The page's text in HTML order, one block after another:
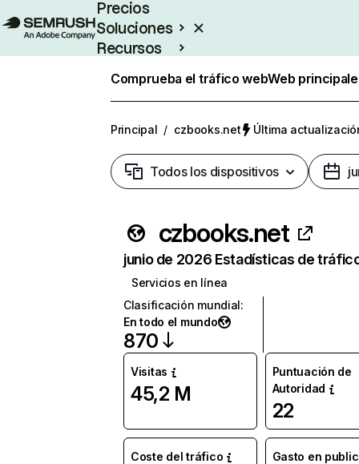
Precios
Soluciones
Recursos
Comprueba el tráfico webWeb
Principal / czbooks.net Última
Todos los dispositivos
czbooks.net
junio de 2026 Estadísticas de
Servicios en línea
Clasificación mundial:
En todo el mundo
870
Visitas
45,2 M
Puntuación de
Autoridad
22
Coste del tráfico Gasto en